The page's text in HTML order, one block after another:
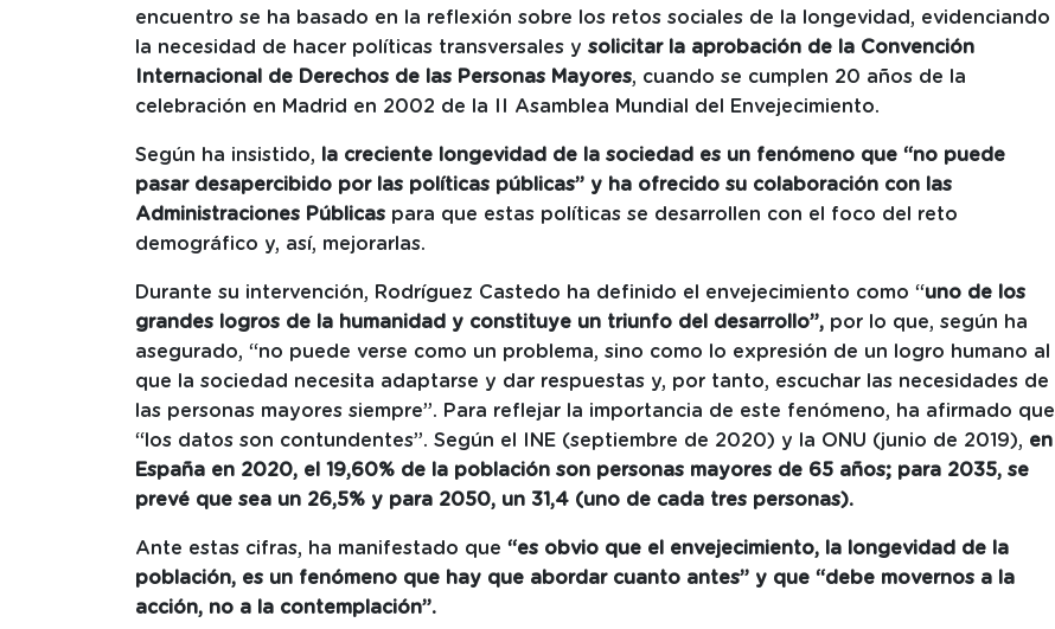
encuentro se ha basado en la reflexión sobre los retos sociales de la longevidad, evidenciando
la necesidad de hacer políticas transversales y solicitar la aprobación de la Convención
Internacional de Derechos de las Personas Mayores, cuando se cumplen 20 años de la
celebración en Madrid en 2002 de la II Asamblea Mundial del Envejecimiento.
Según ha insistido, la creciente longevidad de la sociedad es un fenómeno que “no puede
pasar desapercibido por las políticas públicas” y ha ofrecido su colaboración con las
Administraciones Públicas para que estas políticas se desarrollen con el foco del reto
demográfico y, así, mejorarlas.
Durante su intervención, Rodríguez Castedo ha definido el envejecimiento como “uno de los
grandes logros de la humanidad y constituye un triunfo del desarrollo”, por lo que, según ha
asegurado, “no puede verse como un problema, sino como lo expresión de un logro humano al
que la sociedad necesita adaptarse y dar respuestas y, por tanto, escuchar las necesidades de
las personas mayores siempre”. Para reflejar la importancia de este fenómeno, ha afirmado que
“los datos son contundentes”. Según el INE (septiembre de 2020) y la ONU (junio de 2019), en
España en 2020, el 19,60% de la población son personas mayores de 65 años; para 2035, se
prevé que sea un 26,5% y para 2050, un 31,4 (uno de cada tres personas).
Ante estas cifras, ha manifestado que “es obvio que el envejecimiento, la longevidad de la
población, es un fenómeno que hay que abordar cuanto antes” y que “debe movernos a la
acción, no a la contemplación”.